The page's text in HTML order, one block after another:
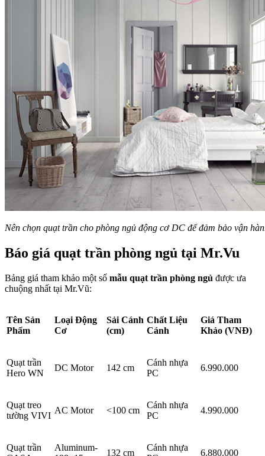
Nên chọn quạt trần cho phòng ngủ động cơ DC để đảm bảo vận
Báo giá quạt trần phòng ngủ tại Mr.Vu
Bảng giá tham khảo một số mẫu quạt trần phòng ngủ được ưa
chuộng nhất tại Mr.Vũ:
Tên Sản
Phẩm
Loại Động
Cơ
Sải Cánh
(cm)
Chất Liệu
Cánh
Giá Tham
Khảo (VNĐ)
Quạt trần
Hero WN
DC Motor 142 cm
Cánh nhựa
PC
6.990.000
Quạt treo
tường VIVI
AC Motor <100 cm
Cánh nhựa
PC
4.990.000
Quạt trần
Aluminum-
132 cm
Cánh nhựa
6.880.000